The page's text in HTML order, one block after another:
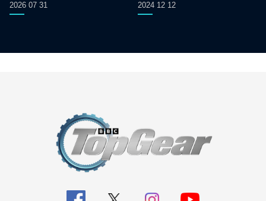
2026 07 31 2024 12 12